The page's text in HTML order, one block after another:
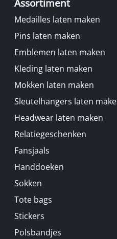
Assortiment
Medailles laten maken
Pins laten maken
Emblemen laten maken
Kleding laten maken
Mokken laten maken
Sleutelhangers laten
Headwear laten maken
Relatiegeschenken
Fansjaals
Handdoeken
Sokken
Tote bags
Stickers
Polsbandjes